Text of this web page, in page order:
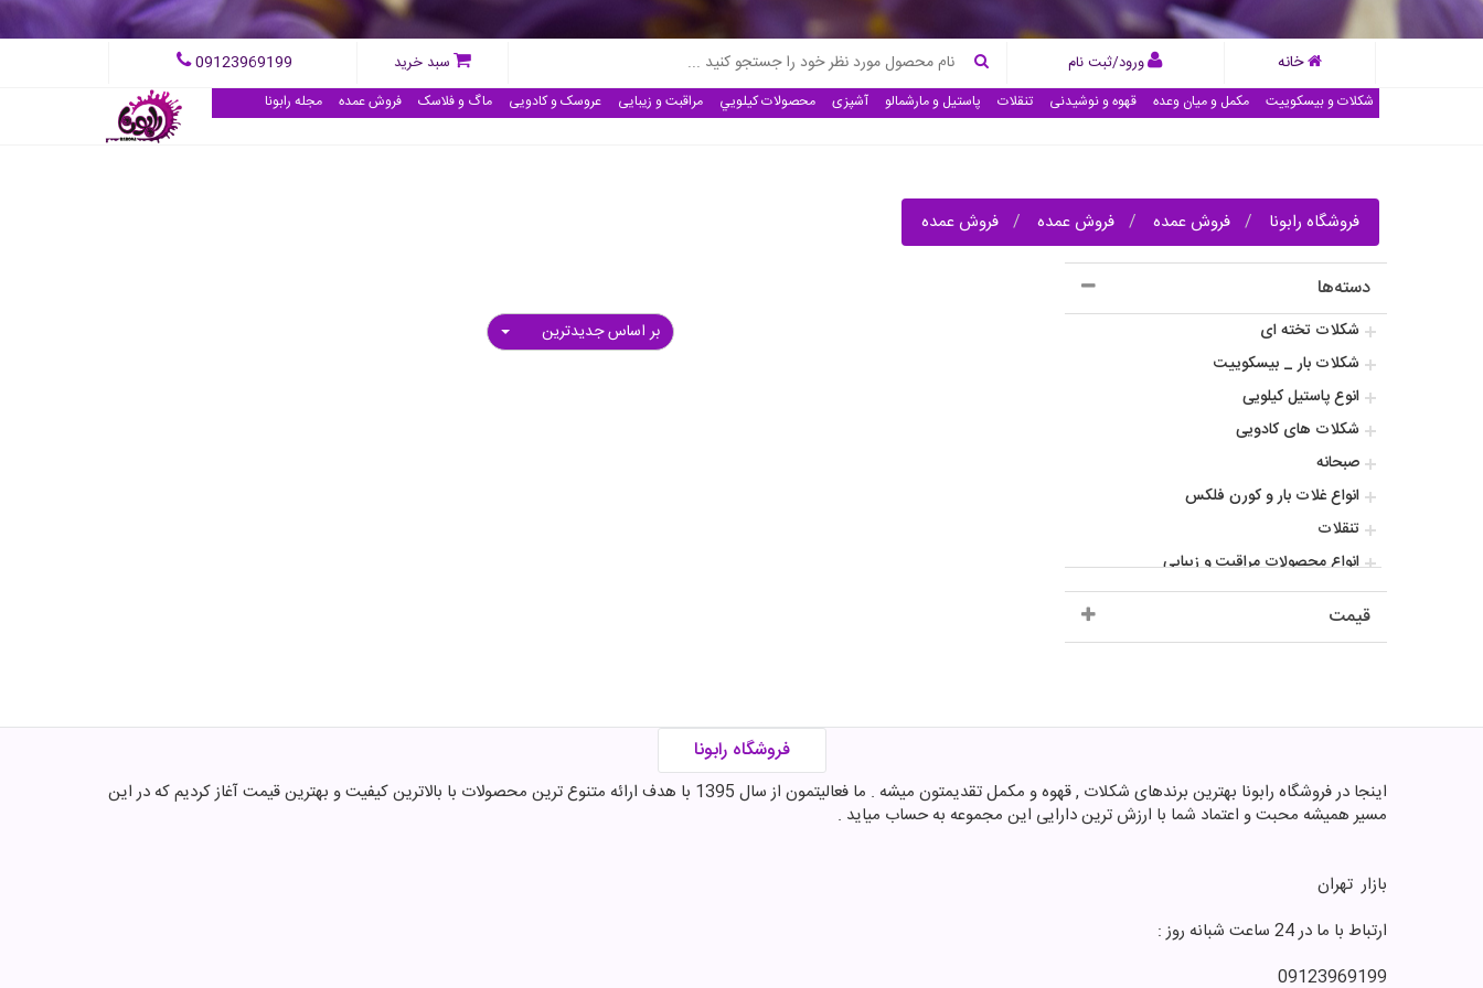
خانه ورود/ثبت نام سبد خرید 09123969199
شکلات و بیسکوییت مکمل و میان وعده قهوه و نوشیدنی تنقلات پاستیل و مارشمالو آشپزی محصولات كيلويي مراقبت و زیبایی عروسک و کادویی ماگ و فلاسک فروش عمده مجله رابونا
فروشگاه رابونا فروش عمده فروش عمده فروش عمده
دسته‌ها
شکلات تخته ای
شکلات بار _ بیسکوییت
انوع پاستیل کیلویی
شکلات های کادویی
صبحانه
انواع غلات بار و کورن فلکس
تنقلات
انواع محصولات مراقبت و زیبایی
انواع کاپوچینو و کافی میکس
انواع پودر و دانه قهوه
آشپزی
شکلات پروتیینی ورزشی
محصولات پروتیینی ورزشی
فروش عمده
انواع عروسک و اکشن فیگور
قیمت
بر اساس جدیدترین
فروشگاه رابونا
اینجا در فروشگاه رابونا بهترین برندهای شکلات , قهوه و مکمل تقدیمتون میشه . ما فعالیتمون از سال 1395 با هدف ارائه متنوع ترین محصولات با بالاترین کیفیت و بهترین قیمت آغاز کردیم که در این
مسیر همیشه محبت و اعتماد شما با ارزش ترین دارایی این مجموعه به حساب میاید .
بازار ‌ تهران
ارتباط با ما در 24 ساعت شبانه روز :
09123969199